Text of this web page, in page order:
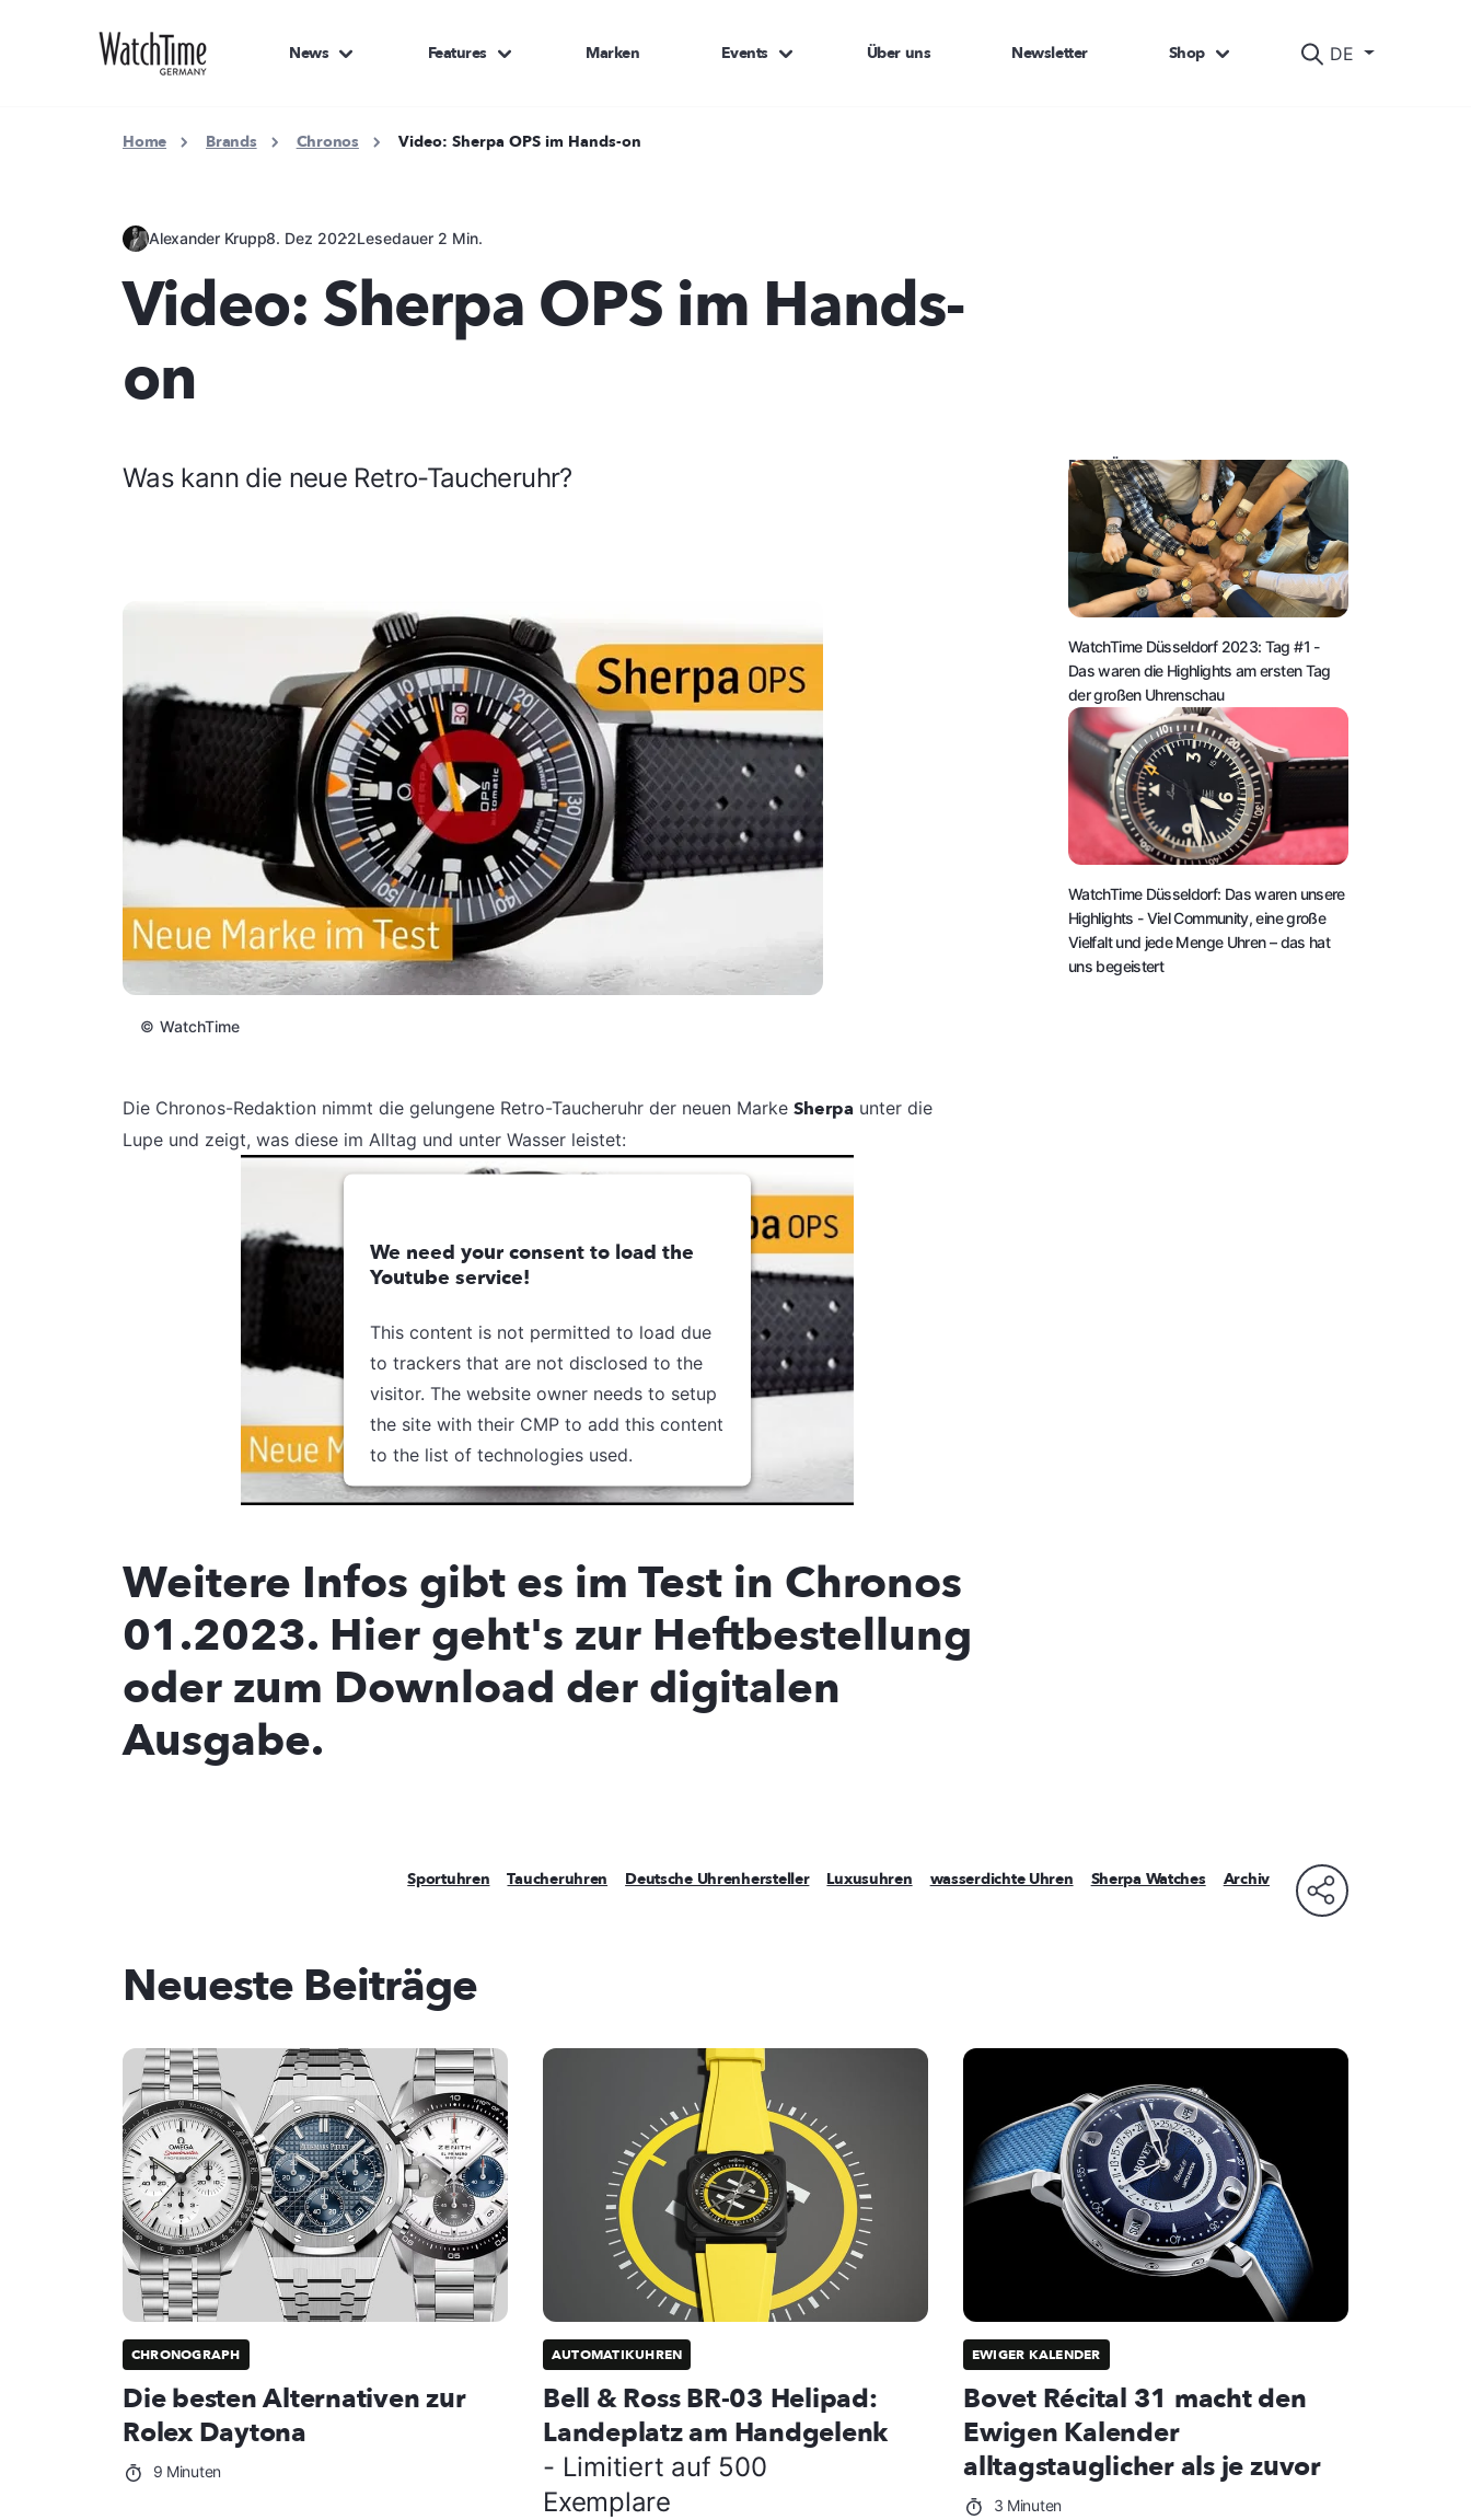
DE
News Features Marken Events Über uns Newsletter Shop
Home Brands Chronos Video: Sherpa OPS im Hands-on
Alexander Krupp8. Dez 2022Lesedauer 2 Min.
Video: Sherpa OPS im Hands-
on
Was kann die neue Retro-Taucheruhr?
© WatchTime
Die Chronos-Redaktion nimmt die gelungene Retro-Taucheruhr der neuen Marke Sherpa unter die
Lupe und zeigt, was diese im Alltag und unter Wasser leistet:
We need your consent to load the
Youtube service!
This content is not permitted to load due
to trackers that are not disclosed to the
visitor. The website owner needs to setup
the site with their CMP to add this content
to the list of technologies used.
Powered byUsercentrics Consent
Weitere Infos gibt es im Test in Chronos
01.2023. Hier geht's zur Heftbestellung
oder zum Download der digitalen
Ausgabe.
DAS KÖNNTE SIE AUCH INTERESSIEREN:
WatchTime Düsseldorf 2023: Tag #1 -
Das waren die Highlights am ersten Tag
der großen Uhrenschau
WatchTime Düsseldorf: Das waren unsere
Highlights - Viel Community, eine große
Vielfalt und jede Menge Uhren – das hat
uns begeistert
Sportuhren Taucheruhren Deutsche Uhrenhersteller Luxusuhren wasserdichte Uhren Sherpa Watches Archiv
Neueste Beiträge
CHRONOGRAPH
Die besten Alternativen zur
Rolex Daytona
9 Minuten
AUTOMATIKUHREN
Bell & Ross BR-03 Helipad:
Landeplatz am Handgelenk
- Limitiert auf 500
Exemplare
EWIGER KALENDER
Bovet Récital 31 macht den
Ewigen Kalender
alltagstauglicher als je zuvor
3 Minuten